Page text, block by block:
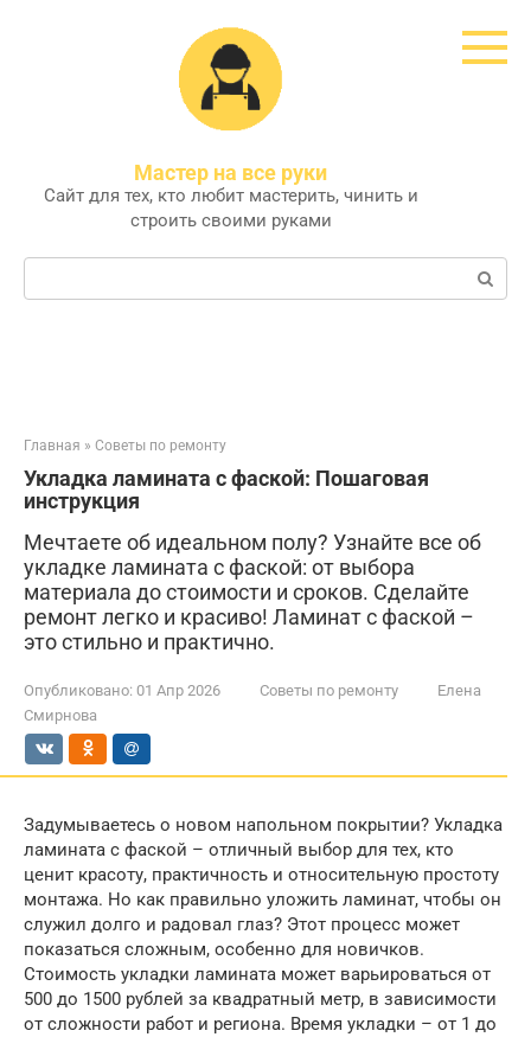
Мастер на все руки
Сайт для тех, кто любит мастерить, чинить и
строить своими руками
Поиск:
Главная » Советы по ремонту
Укладка ламината с фаской: Пошаговая
инструкция
Мечтаете об идеальном полу? Узнайте все об
укладке ламината с фаской: от выбора
материала до стоимости и сроков. Сделайте
ремонт легко и красиво! Ламинат с фаской –
это стильно и практично.
Опубликовано: 01 Апр 2026 Советы по ремонту
Елена
Смирнова
Задумываетесь о новом напольном покрытии? Укладка
ламината с фаской – отличный выбор для тех, кто
ценит красоту, практичность и относительную простоту
монтажа. Но как правильно уложить ламинат, чтобы он
служил долго и радовал глаз? Этот процесс может
показаться сложным, особенно для новичков.
Стоимость укладки ламината может варьироваться от
500 до 1500 рублей за квадратный метр, в зависимости
от сложности работ и региона. Время укладки – от 1 до